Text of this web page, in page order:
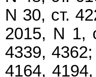
N 30, ст.
2015, N 1,
4339,
4164,